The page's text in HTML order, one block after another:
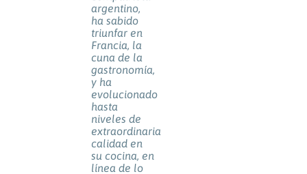
argentino,
ha sabido
triunfar en
Francia, la
cuna de la
gastronomía,
y ha
evolucionado
hasta
niveles de
extraordinaria
calidad en
su cocina, en
línea de lo